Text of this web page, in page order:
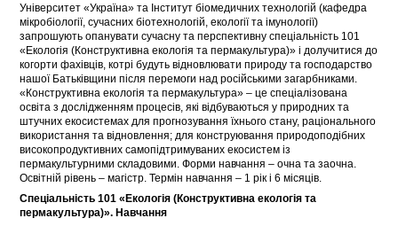
Університет «Україна» та Інститут біомедичних технологій (кафедра
мікробіології, сучасних біотехнологій, екології та імунології)
запрошують опанувати сучасну та перспективну спеціальність 101
«Екологія (Конструктивна екологія та пермакультура)» і долучитися до
когорти фахівців, котрі будуть відновлювати природу та господарство
нашої Батьківщини після перемоги над російськими загарбниками.
«Конструктивна екологія та пермакультура» – це спеціалізована
освіта з дослідженням процесів, які відбуваються у природних та
штучних екосистемах для прогнозування їхнього стану, раціонального
використання та відновлення; для конструювання природоподібних
високопродуктивних самопідтримуваних екосистем із
пермакультурними складовими. Форми навчання – очна та заочна.
Освітній рівень – магістр. Термін навчання – 1 рік і 6 місяців.
Спеціальність 101 «Екологія (Конструктивна екологія та
пермакультура)». Навчання